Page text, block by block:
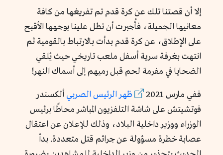
إلا أن قصتنا تلك عن كرة قدم تم تفريغها من كافة
معانيها الجميلة، فأُجبرت أن تطل علينا بوجهها الأقبح
على الإطلاق، عن كرة قدم بدأت بالارتباط بالقومية ثم
انتهت بغرفة سرية أسفل ملعب تاريخي حيث يُلقي
الضحايا في مفرمة لحم قبل رميهم إلى أسماك النهر!
ففي مارس 2021 ظهر الرئيس الصربي ألكسندر
فوتشيتش على شاشة التلفزيون المباشر محاطًا برئيس
الوزراء ووزير داخلية البلاد، وذلك للإعلان عن اعتقال
عصابة خطرة مسؤولة عن جرائم قتل متعددة. بدأ